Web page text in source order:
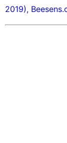
2019),